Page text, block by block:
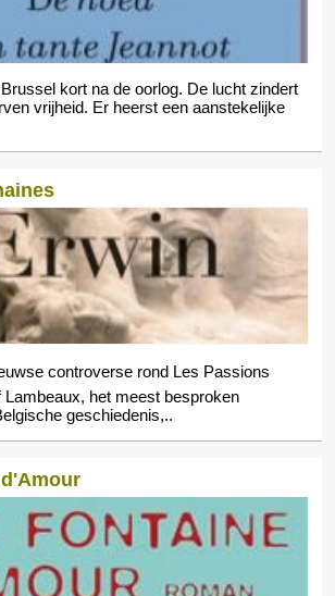
kort na de oorlog. De lucht zindert
vrijheid. Er heerst een aanstekelijke
controverse rond Les Passions
het meest besproken
geschiedenis,..